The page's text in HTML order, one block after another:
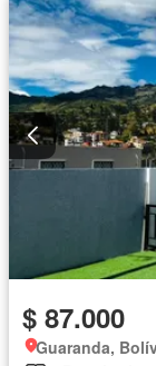
$ 87.000
Guaranda,